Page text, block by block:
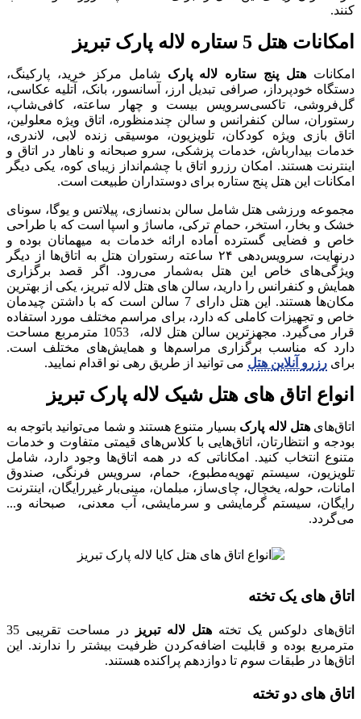
کنند.
امکانات هتل 5 ستاره لاله پارک تبریز
امکانات هتل پنج‌ ستاره لاله پارک شامل مرکز خرید، پارکینگ،
دستگاه خودپرداز، صرافی تبدیل ارز، آسانسور، بانک، آتلیه عکاسی،
گل‌فروشی، تاکسی‌سرویس بیست‌ و چهار ساعته، کافی‌شاپ،
رستوران، سالن کنفرانس و سالن چندمنظوره، اتاق ویژه معلولین،
اتاق بازی ویژه کودکان، تلویزیون، موسیقی زنده لابی، لاندری،
خدمات بیدارباش، خدمات پزشکی، سرو صبحانه و ناهار در اتاق و
اینترنت هستند. امکان رزرو اتاق با چشم‌انداز زیبای کوه، یکی دیگر
امکانات این هتل پنج‌ ستاره برای دوستداران طبیعت است.
مجموعه ورزشی هتل شامل سالن بدنسازی، پیلاتس و یوگا، سونای
خشک و بخار، استخر، حمام ترکی، ماساژ و اسپا است که با طراحی
خاص و فضایی گسترده آماده ارائه خدمات به میهمانان بوده و
درنهایت، سرویس‌دهی ۲۴ ساعته رستوران هتل به اتاق‌ها از دیگر
ویژگی‌های خاص این هتل به‌شمار می‌رود. اگر قصد برگزاری
همایش و کنفرانس را دارید، سالن های هتل لاله تبریز، یکی از بهترین
مکان‌ها هستند. این هتل دارای 7 سالن است که با داشتن چیدمان
خاص و تجهیزات کاملی که دارد، برای مراسم مختلف مورد استفاده
قرار می‌گیرد. مجهزترین سالن‌ هتل لاله، 1053 مترمربع مساحت
دارد که مناسب برگزاری مراسم‌ها و همایش‌های مختلف است.
برای رزرو آنلاین هتل می توانید از طریق رهی نو اقدام نمایید.
انواع اتاق های هتل شیک لاله پارک تبریز
اتاق‌هایهتل لاله پارک بسیار متنوع هستند و شما می‌توانید باتوجه‌ به
بودجه و انتظارتان، اتاق‌هایی با کلاس‌های قیمتی متفاوت و خدمات
متنوع انتخاب کنید. امکاناتی که در همه اتاق‌ها وجود دارد، شامل
تلویزیون، سیستم تهویه‌مطبوع، حمام، سرویس فرنگی، صندوق
امانات، حوله، یخچال، چای‌ساز، مبلمان، مینی‌بار غیررایگان، اینترنت
رایگان، سیستم گرمایشی و سرمایشی، آب معدنی، صبحانه و...
می‌گردد.
اتاق های یک تخته
اتاق‌های دلوکس یک تخته هتل لاله تبریز
در مساحت تقریبی 35
مترمربع بوده و قابلیت اضافه‌کردن ظرفیت بیشتر را ندارند. این
اتاق‌‌ها در طبقات سوم تا دوازدهم پراکنده هستند.
اتاق های دو تخته